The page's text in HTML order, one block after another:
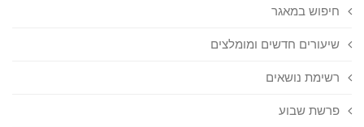
חיפוש במאגר
שיעורים חדשים ומומלצים
רשימת נושאים
פרשת שבוע